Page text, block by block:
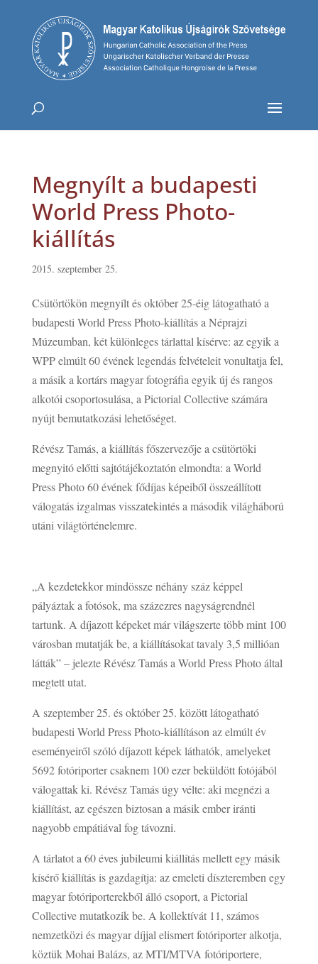
Megnyílt a budapesti
World Press Photo-
kiállítás
2015. szeptember 25.
Csütörtökön megnyílt és október 25-éig látogatható a
budapesti World Press Photo-kiállítás a Néprajzi
Múzeumban, két különleges tárlattal kísérve: az egyik a
WPP elmúlt 60 évének legendás felvételeit vonultatja fel,
a másik a kortárs magyar fotográfia egyik új és rangos
alkotói csoportosulása, a Pictorial Collective számára
nyújt bemutatkozási lehetőséget.
Révész Tamás, a kiállítás főszervezője a csütörtöki
megnyitó előtti sajtótájékoztatón elmondta: a World
Press Photo 60 évének fődíjas képeiből összeállított
válogatás izgalmas visszatekintés a második világháború
utáni világtörténelemre.
„A kezdetekkor mindössze néhány száz képpel
pályáztak a fotósok, ma százezres nagyságrendnél
tartunk. A díjazott képeket már világszerte több mint 100
városban mutatják be, a kiállításokat tavaly 3,5 millióan
látták” – jelezte Révész Tamás a World Press Photo által
megtett utat.
A szeptember 25. és október 25. között látogatható
budapesti World Press Photo-kiállításon az elmúlt év
eseményeiről szóló díjazott képek láthatók, amelyeket
5692 fotóriporter csaknem 100 ezer beküldött fotójából
válogattak ki. Révész Tamás úgy vélte: aki megnézi a
kiállítást, az egészen biztosan a másik ember iránti
nagyobb empátiával fog távozni.
A tárlatot a 60 éves jubileumi kiállítás mellett egy másik
kísérő kiállítás is gazdagítja: az emeleti díszteremben egy
magyar fotóriporterekből álló csoport, a Pictorial
Collective mutatkozik be. A kollektívát 11, számos
nemzetközi és magyar díjjal elismert fotóriporter alkotja,
köztük Mohai Balázs, az MTI/MTVA fotóriportere,